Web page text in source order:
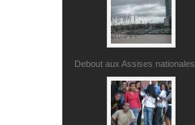
Debout aux Assises nationales